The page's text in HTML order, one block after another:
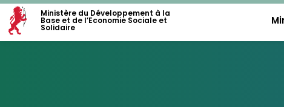
Ministère du Développement à la
Base et de l’Economie Sociale et
Solidaire